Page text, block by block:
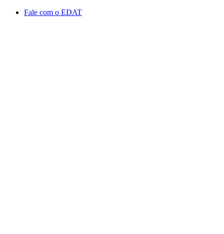
Conteúdo principal Menu principal
Fale com o EDAT